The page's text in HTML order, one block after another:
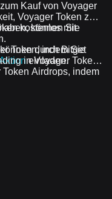
Kauf von Voyager
Voyager Token zu
können Sie
kostenlos mit
Token, indem Sie
einladen.
Airdrops, indem
durch Bitget
in Voyager Token